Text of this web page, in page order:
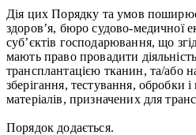
Дія цих Порядку та умов
здоров’я, бюро судово-медичної
суб’єктів господарювання, що
мають право провадити
трансплантацією тканин, та/або
зберігання, тестування, обробки
матеріалів, призначених для
Порядок додається.